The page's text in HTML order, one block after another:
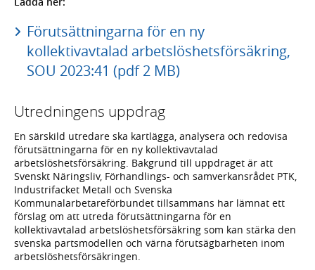
Förutsättningarna för en ny
kollektivavtalad arbetslöshetsförsäkring,
SOU 2023:41 (pdf 2 MB)
Utredningens uppdrag
En särskild utredare ska kartlägga, analysera och redovisa
förutsättningarna för en ny kollektivavtalad
arbetslöshetsförsäkring. Bakgrund till uppdraget är att
Svenskt Näringsliv, Förhandlings- och samverkansrådet PTK,
Industrifacket Metall och Svenska
Kommunalarbetareförbundet tillsammans har lämnat ett
förslag om att utreda förutsättningarna för en
kollektivavtalad arbetslöshetsförsäkring som kan stärka den
svenska partsmodellen och värna förutsägbarheten inom
arbetslöshetsförsäkringen.